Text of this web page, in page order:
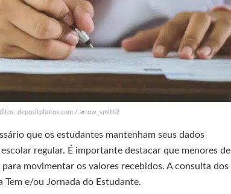
depositphotos.com / arrow_smith2
que os estudantes mantenham seus dados
regular. É importante destacar que menores de
movimentar os valores recebidos. A consulta dos
e/ou Jornada do Estudante.